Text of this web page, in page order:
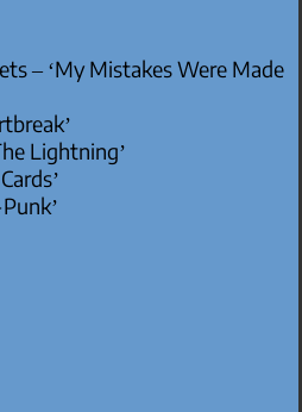
– ‘My Mistakes Were Made
Lightning’